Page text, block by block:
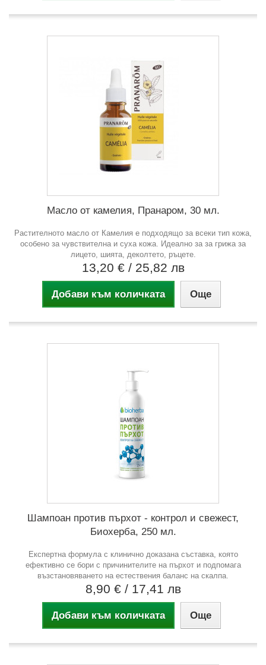
Масло от камелия, Пранаром, 30 мл.
Растителното масло от Камелия е подходящо за всеки тип кожа,
особено за чувствителна и суха кожа. Идеално за за грижа за
лицето, шията, деколтето, ръцете.
13,20 € / 25,82 лв
Добави към количката Още
Шампоан против пърхот - контрол и свежест,
Биохерба, 250 мл.
Експертна формула с клинично доказана съставка, която
ефективно се бори с причинителите на пърхот и подпомага
възстановяването на естествения баланс на скалпа.
8,90 € / 17,41 лв
Добави към количката Още